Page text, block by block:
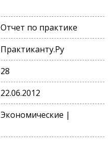
Отчет по практике
Практиканту.Ру
28
22.06.2012
Экономические |